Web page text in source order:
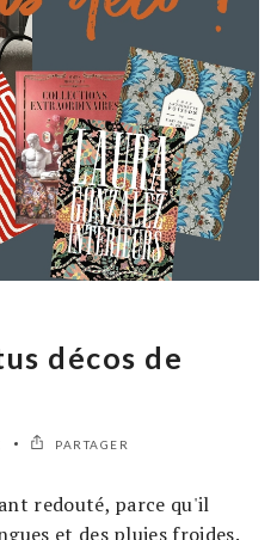
décos de
PARTAGER
redouté, parce qu'il
et des pluies froides.